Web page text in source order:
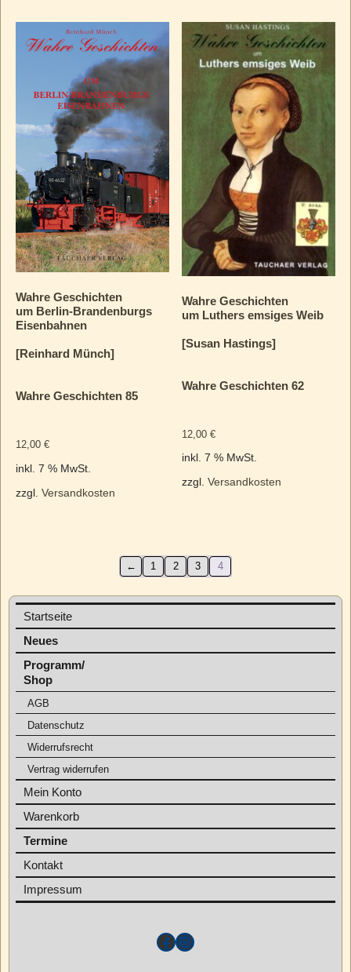
Wahre Geschichten
um Berlin-Brandenburgs
Eisenbahnen
[Reinhard Münch]
Wahre Geschichten 85
12,00 €
inkl. 7 % MwSt.
zzgl. Versandkosten
Wahre Geschichten
um Luthers emsiges Weib
[Susan Hastings]
Wahre Geschichten 62
12,00€
inkl. 7 % MwSt.
zzgl.Versandkosten
← 1 2 3 4
Startseite
Neues
Programm/
Shop
AGB
Datenschutz
Widerrufsrecht
Vertrag widerrufen
Mein Konto
Warenkorb
Termine
Kontakt
Impressum